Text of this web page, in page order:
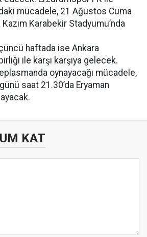
mücadele, 21 Ağustos Cuma
Karabekir Stadyumu’nda
haftada ise Ankara
ile karşı karşıya gelecek.
oynayacağı mücadele,
saat 21.30’da Eryaman
KAT